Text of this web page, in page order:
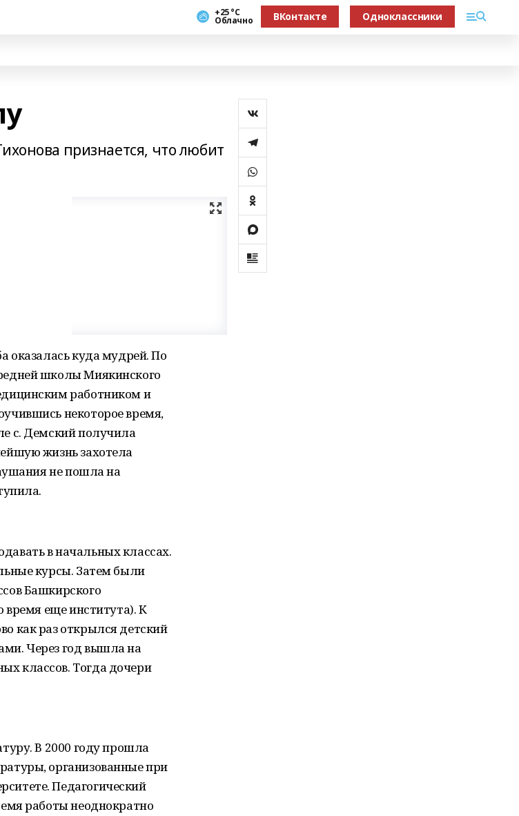
+25 °С
Облачно ВКонтакте Одноклассники
признается, что любит
оказалась куда мудрей. По
школы Миякинского
работником и
некоторое время,
с. Демский получила
жизнь захотела
не пошла на
в начальных классах.
курсы. Затем были
Башкирского
время еще института). К
как раз открылся детский
Через год вышла на
классов. Тогда дочери
В 2000 году прошла
организованные при
Педагогический
работы неоднократно